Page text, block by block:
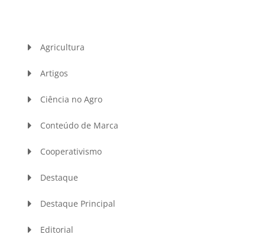
Agricultura
Artigos
Ciência no Agro
Conteúdo de Marca
Cooperativismo
Destaque
Destaque Principal
Editorial